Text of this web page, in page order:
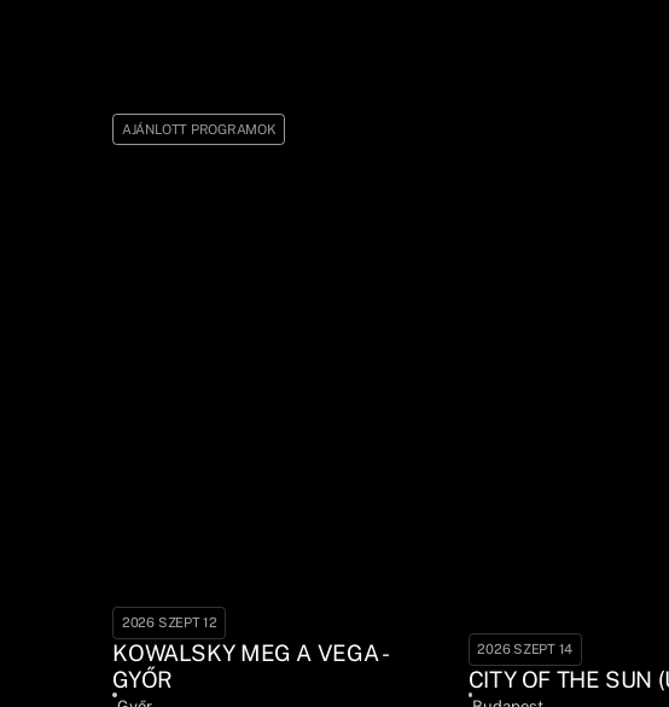
AJÁNLOTT PROGRAMOK
2026 SZEPT 12
KOWALSKY MEG A VEGA -
GYŐR
2026 SZEPT 14
CITY OF THE SUN